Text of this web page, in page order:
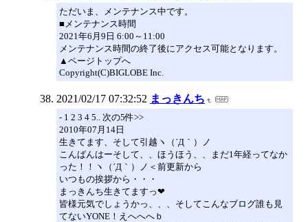
ただいま、メンテナンス中です。
■メンテナンス時間
2021年6月9日 6:00～11:00
メンテナンス時間の終了後にアクセス可能となります。
▲ページトップへ
Copyright(C)BIGLOBE Inc.
2021/02/17 07:32:52 まっきんち
- 1 2 3 4 5.. 次の5件>>
2010年07月14日
生きてます、そして引越ヽ（´Д｀）ノ
こんばんはーそして、、ほうほう、、まだ1年経ってなか
った！！ヽ（´Д｀）ノ＜前更新から
いつもの挨拶から・・・
まっきんち生きてますっ❤
皆様元気でしょうかっ、、、そしてこんなブログ誰も見
てないYONE！えへへへｂ